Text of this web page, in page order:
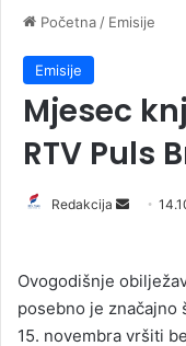
Početna / Emisije
Emisije
Mjesec
RTV Puls
Redakcija
d
a
n
Ovogodišnje
posebno je značajno
15. novembra vršiti